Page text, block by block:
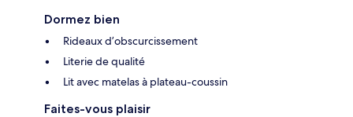
Dormez bien
Rideaux d’obscurcissement
Literie de qualité
Lit avec matelas à plateau-coussin
Faites-vous plaisir